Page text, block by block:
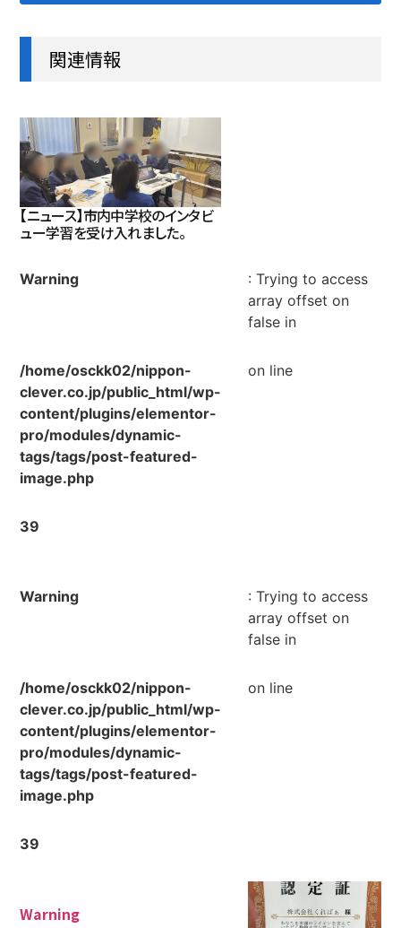
関連情報
【ニュース】市内中学校のインタビ
ュー学習を受け入れました。
Warning
: Trying to access
array offset on
false in
/home/osckk02/nippon-
clever.co.jp/public_html/wp-
content/plugins/elementor-
pro/modules/dynamic-
tags/tags/post-featured-
image.php
on line
39
Warning
: Trying to access
array offset on
false in
/home/osckk02/nippon-
clever.co.jp/public_html/wp-
content/plugins/elementor-
pro/modules/dynamic-
tags/tags/post-featured-
image.php
on line
39
Warning